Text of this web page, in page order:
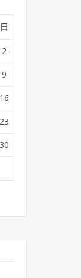
日
2
9
16
23
30